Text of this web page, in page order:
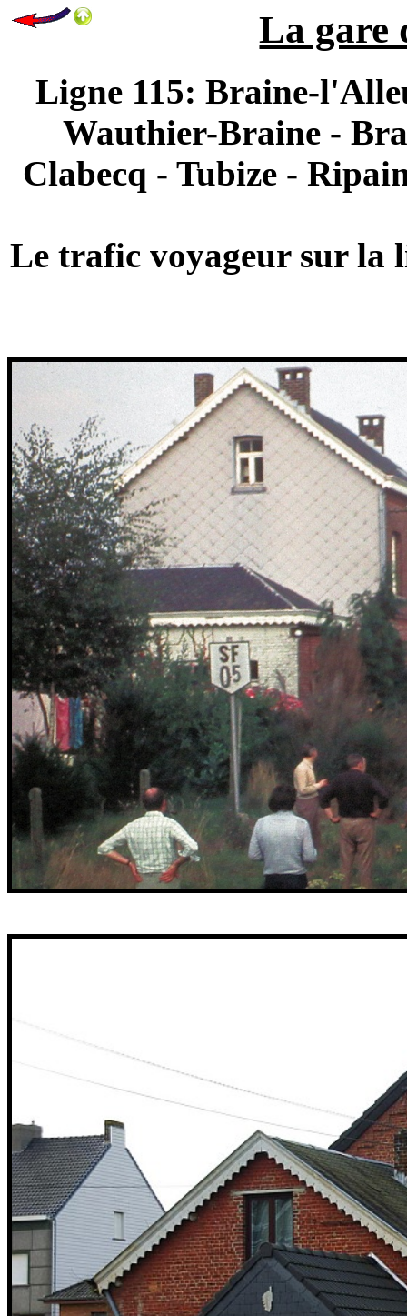
La gare
Ligne 115: Braine-
Wauthier-Braine -
Clabecq - Tubize -
Le trafic voyageur sur la